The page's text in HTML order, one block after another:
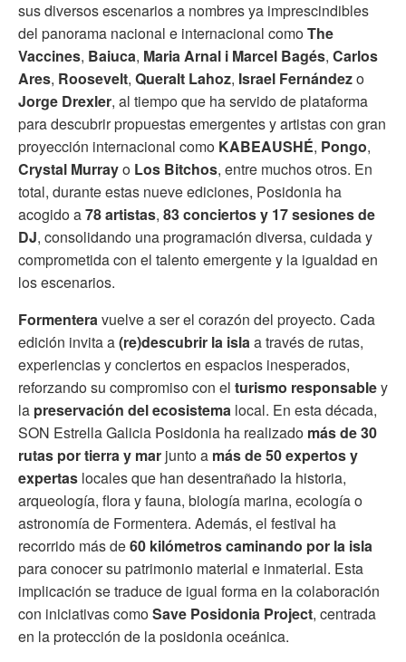
sus diversos escenarios a nombres ya imprescindibles
del panorama nacional e internacional comoThe
Vaccines, Baiuca, Maria Arnal i Marcel Bagés, Carlos
Ares, Roosevelt, Queralt Lahoz, Israel Fernándezo
Jorge Drexler, al tiempo que ha servido de plataforma
para descubrir propuestas emergentes y artistas con gran
proyección internacional como KABEAUSHÉ, Pongo,
Crystal Murrayo Los Bitchos, entre muchos otros. En
total, durante estas nueve ediciones, Posidonia ha
acogido a78 artistas, 83 conciertos y 17 sesiones de
DJ, consolidando una programación diversa, cuidada y
comprometida con el talento emergente y la igualdad en
los escenarios.
Formenteravuelve a ser el corazón del proyecto. Cada
edición invita a(re)descubrir la islaa través de rutas,
experiencias y conciertos en espacios inesperados,
reforzando su compromiso con el turismo responsabley
la preservación del ecosistema local. En esta década,
SON Estrella Galicia Posidonia ha realizado más de 30
rutas por tierra y mar junto a más de 50 expertos y
expertas locales que han desentrañado la historia,
arqueología, flora y fauna, biología marina, ecología o
astronomía de Formentera. Además, el festival ha
recorrido más de60 kilómetros caminando por la isla
para conocer su patrimonio material e inmaterial. Esta
implicación se traduce de igual forma en la colaboración
con iniciativas comoSave Posidonia Project, centrada
en la protección de la posidonia oceánica.